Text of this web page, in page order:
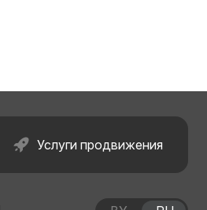
Услуги продвижения